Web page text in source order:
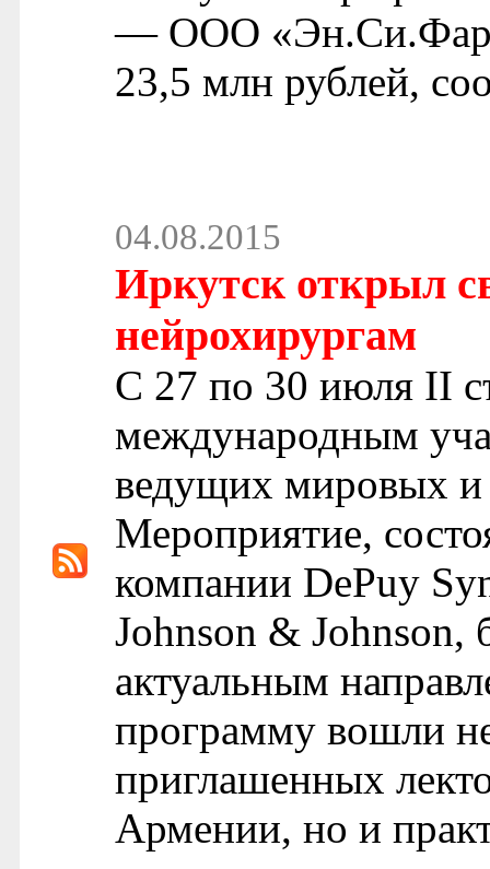
— ООО
23,5 млн рублей,
04.08.2015
Иркутск открыл
нейрохирургам
С 27 по 30 июля II
международным
ведущих мировых и
Мероприятие,
компании DePuy
Johnson & Johnson,
актуальным
программу вошли
приглашенных
Армении, но и